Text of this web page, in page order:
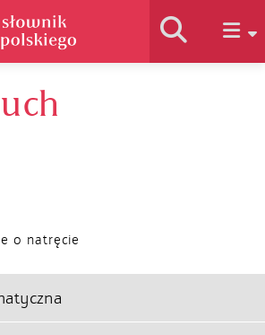
Historia słownika
o natręcie